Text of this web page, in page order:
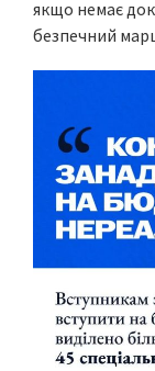
якщо немає
безпечний